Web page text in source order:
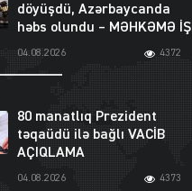
döyüşdü, Azərbaycanda
həbs olundu – MƏHKƏMƏ İŞİ
04.08.2026 4372
80 manatlıq Prezident
təqaüdü ilə bağlı VACİB
AÇIQLAMA
04.08.2026 4373